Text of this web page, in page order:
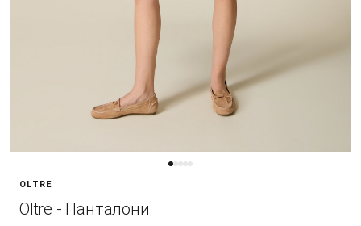
OLTRE
Oltre - Панталони